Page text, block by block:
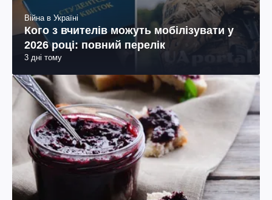
Війна в Україні
Кого з вчителів можуть мобілізувати у
2026 році: повний перелік
3 дні тому